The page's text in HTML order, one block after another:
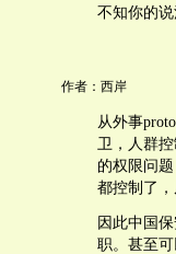
不知你的
作者：西岸
从外事
卫，人群
的权限问
都控制了，
因此中国
职。甚至